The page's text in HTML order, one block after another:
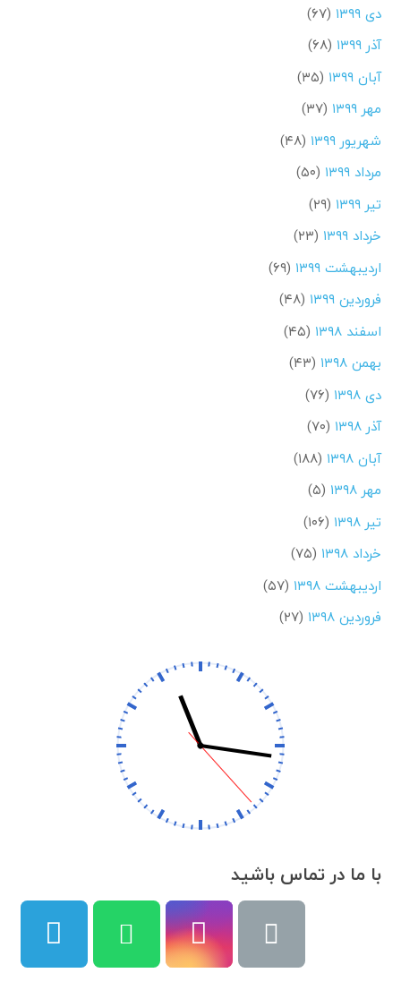
دی ۱۳۹۹
(۶۷)
آذر ۱۳۹۹
(۶۸)
آبان ۱۳۹۹
(۳۵)
مهر ۱۳۹۹
(۳۷)
شهریور ۱۳۹۹
(۴۸)
مرداد ۱۳۹۹
(۵۰)
تیر ۱۳۹۹
(۲۹)
خرداد ۱۳۹۹
(۲۳)
اردیبهشت ۱۳۹۹
(۶۹)
فروردین ۱۳۹۹
(۴۸)
اسفند ۱۳۹۸
(۴۵)
بهمن ۱۳۹۸
(۴۳)
دی ۱۳۹۸
(۷۶)
آذر ۱۳۹۸
(۷۰)
آبان ۱۳۹۸
(۱۸۸)
مهر ۱۳۹۸
(۵)
تیر ۱۳۹۸
(۱۰۶)
خرداد ۱۳۹۸
(۷۵)
اردیبهشت ۱۳۹۸
(۵۷)
فروردین ۱۳۹۸
(۲۷)
با ما در تماس باشید